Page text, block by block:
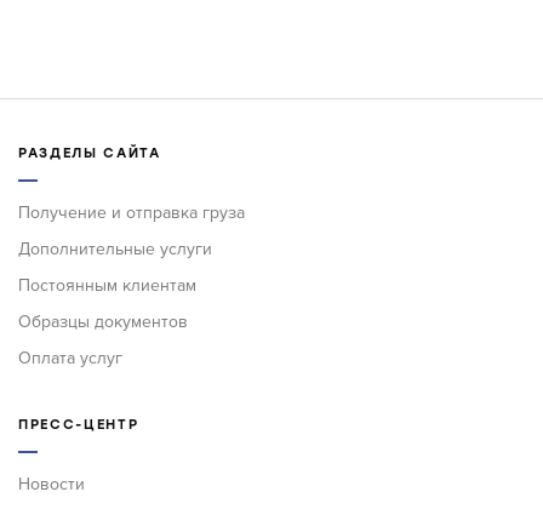
РАЗДЕЛЫ САЙТА
Получение и отправка груза
Дополнительные услуги
Постоянным клиентам
Образцы документов
Оплата услуг
ПРЕСС-ЦЕНТР
Новости